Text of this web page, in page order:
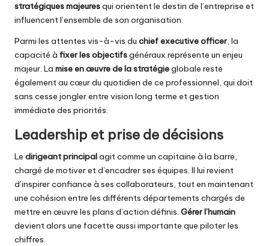
stratégiques majeuresqui orientent le destin de l’entreprise et
influencent l’ensemble de son organisation.
Parmi les attentes vis-à-vis du chief executive officer, la
capacité à fixer les objectifsgénéraux représente un enjeu
majeur. La mise en œuvre de la stratégieglobale reste
également au cœur du quotidien de ce professionnel, qui doit
sans cesse jongler entre vision long terme et gestion
immédiate des priorités.
Leadership et prise de décisions
Le dirigeant principalagit comme un capitaine à la barre,
chargé de motiver et d’encadrer ses équipes. Il lui revient
d’inspirer confiance à ses collaborateurs, tout en maintenant
une cohésion entre les différents départements chargés de
mettre en œuvre les plans d’action définis. Gérer l’humain
devient alors une facette aussi importante que piloter les
chiffres.